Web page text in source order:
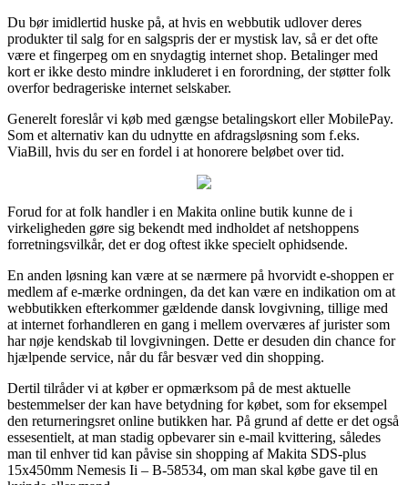
Du bør imidlertid huske på, at hvis en webbutik udlover deres
produkter til salg for en salgspris der er mystisk lav, så er det ofte
være et fingerpeg om en snydagtig internet shop. Betalinger med
kort er ikke desto mindre inkluderet i en forordning, der støtter folk
overfor bedrageriske internet selskaber.
Generelt foreslår vi køb med gængse betalingskort eller MobilePay.
Som et alternativ kan du udnytte en afdragsløsning som f.eks.
ViaBill, hvis du ser en fordel i at honorere beløbet over tid.
Forud for at folk handler i en Makita online butik kunne de i
virkeligheden gøre sig bekendt med indholdet af netshoppens
forretningsvilkår, det er dog oftest ikke specielt ophidsende.
En anden løsning kan være at se nærmere på hvorvidt e-shoppen er
medlem af e-mærke ordningen, da det kan være en indikation om at
webbutikken efterkommer gældende dansk lovgivning, tillige med
at internet forhandleren en gang i mellem overværes af jurister som
har nøje kendskab til lovgivningen. Dette er desuden din chance for
hjælpende service, når du får besvær ved din shopping.
Dertil tilråder vi at køber er opmærksom på de mest aktuelle
bestemmelser der kan have betydning for købet, som for eksempel
den returneringsret online butikken har. På grund af dette er det også
essesentielt, at man stadig opbevarer sin e-mail kvittering, således
man til enhver tid kan påvise sin shopping af Makita SDS-plus
15x450mm Nemesis Ii – B-58534, om man skal købe gave til en